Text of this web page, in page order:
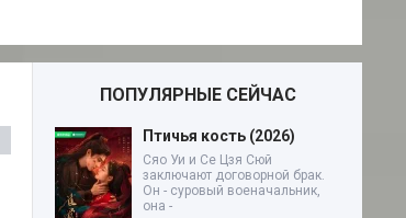
ПОПУЛЯРНЫЕ СЕЙЧАС
Птичья кость (2026)
Сяо Уи и Се Цзя Сюй
заключают договорной брак.
Он - суровый военачальник,
она -